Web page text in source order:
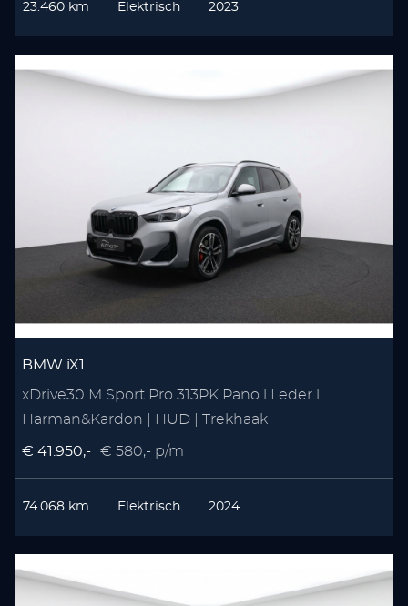
23.460 km Elektrisch 2023
BMW iX1
xDrive30 M Sport Pro 313PK Pano l Leder l
Harman&Kardon | HUD | Trekhaak
€ 41.950,- € 580,- p/m
74.068 km Elektrisch 2024